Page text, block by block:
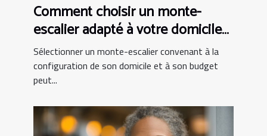
Comment choisir un monte-
escalier adapté à votre domicile
et budget
Sélectionner un monte-escalier convenant à la
configuration de son domicile et à son budget
peut...